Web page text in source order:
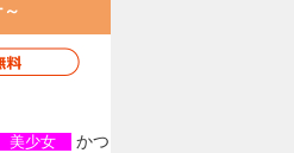
美少女
かつ